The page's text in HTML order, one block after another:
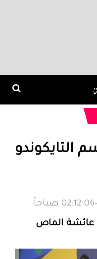
التايكوندو
عائشة الماص